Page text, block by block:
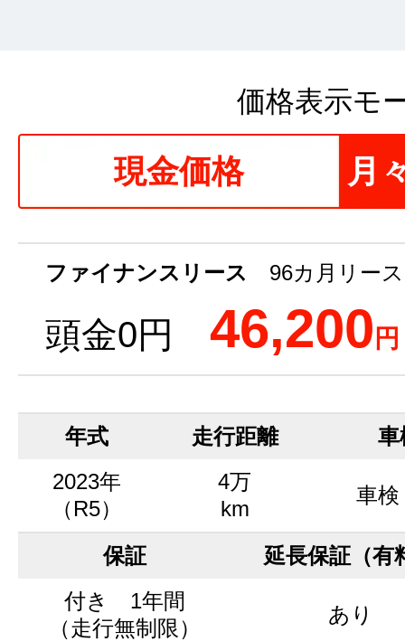
価格表示モ
現金価格 月
ファイナンスリース 96カ月リース
頭金0円 46,200 円
年式 走行距離
車
2023年
（R5）
4万
km
車検
保証
延長保証（有
付き 1年間
（走行無制限）
あり